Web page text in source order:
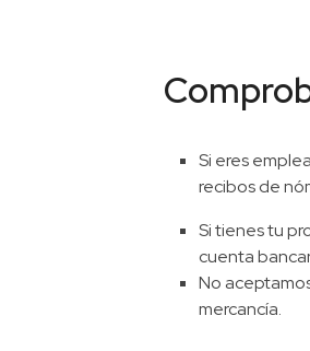
Si eres
recibos de
Si tienes tu
cuenta
No
mercancía.